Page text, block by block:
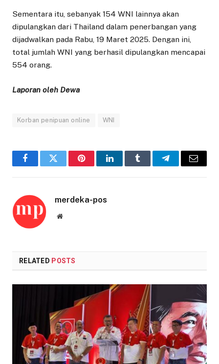
Sementara itu, sebanyak 154 WNI lainnya akan
dipulangkan dari Thailand dalam penerbangan yang
dijadwalkan pada Rabu, 19 Maret 2025. Dengan ini,
total jumlah WNI yang berhasil dipulangkan mencapai
554 orang.
Laporan oleh Dewa
Korban penipuan online WNI
FacebookTwitter PinterestLinkedInTumblr TelegramEmail
merdeka-pos
Website
RELATED POSTS